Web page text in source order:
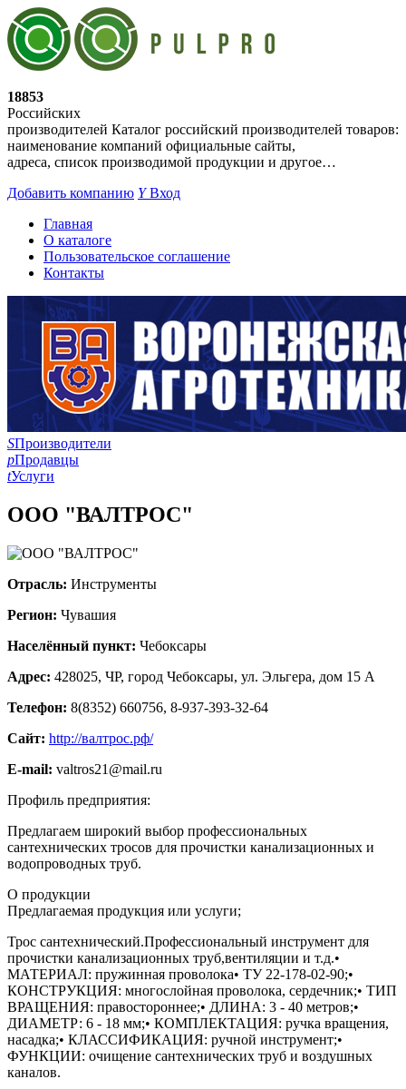
18853
Российских
производителей Каталог российский производителей товаров:
наименование компаний официальные сайты,
адреса, список производимой продукции и другое…
Добавить компанию YВход
Главная
О каталоге
Пользовательское соглашение
Контакты
SПроизводители
pПродавцы
tУслуги
ООО "ВАЛТРОС"
Отрасль: Инструменты
Регион: Чувашия
Населённый пункт: Чебоксары
Адрес: 428025, ЧР, город Чебоксары, ул. Эльгера, дом 15 А
Телефон: 8(8352) 660756, 8-937-393-32-64
Сайт: http://валтрос.рф/
E-mail: valtros21@mail.ru
Профиль предприятия:
Предлагаем широкий выбор профессиональных
сантехнических тросов для прочистки канализационных и
водопроводных труб.
О продукции
Предлагаемая продукция или услуги;
Трос сантехнический.Профессиональный инструмент для
прочистки канализационных труб,вентиляции и т.д.•
МАТЕРИАЛ: пружинная проволока• ТУ 22-178-02-90;•
КОНСТРУКЦИЯ: многослойная проволока, сердечник;• ТИП
ВРАЩЕНИЯ: правостороннее;• ДЛИНА: 3 - 40 метров;•
ДИАМЕТР: 6 - 18 мм;• КОМПЛЕКТАЦИЯ: ручка вращения,
насадка;• КЛАССИФИКАЦИЯ: ручной инструмент;•
ФУНКЦИИ: очищение сантехнических труб и воздушных
каналов.